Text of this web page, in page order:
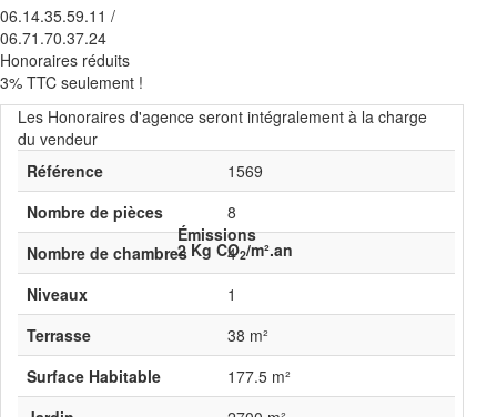
06.14.35.59.11 /
06.71.70.37.24
Honoraires réduits
3% TTC seulement !
Les Honoraires d'agence seront intégralement à la charge
du vendeur
Référence
1569
Nombre de pièces
8
Nombre de chambres
4
Niveaux
1
Terrasse
38 m²
Surface Habitable
177.5 m²
Émissions
2 Kg CO2/m².an